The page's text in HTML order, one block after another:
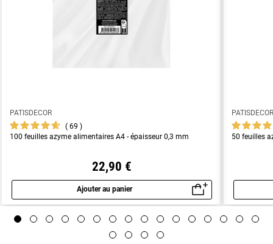
PATISDECOR
69
100 feuilles azyme alimentaires A4 - épaisseur 0,3 mm
22,90 €
Ajouter au panier
Aperçu rapide
50 feuilles